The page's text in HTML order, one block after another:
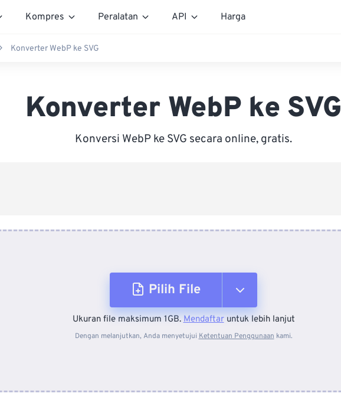
Kompres Peralatan API Harga
Konverter WebP ke SVG
Konverter WebP ke SVG
Konversi WebP ke SVG secara online, gratis.
Pilih File
Dari Perangkat
Ukuran file maksimum 1GB.Mendaftaruntuk lebih lanjut
Dengan melanjutkan, Anda menyetujui Ketentuan Penggunaan kami.